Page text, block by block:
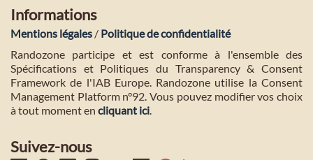
Informations
Mentions légales / Politique de confidentialité
Randozone participe et est conforme à l'ensemble des
Spécifications et Politiques du Transparency & Consent
Framework de l'IAB Europe. Randozone utilise la Consent
Management Platform n°92. Vous pouvez modifier vos choix
à tout moment en cliquant ici.
Suivez-nous